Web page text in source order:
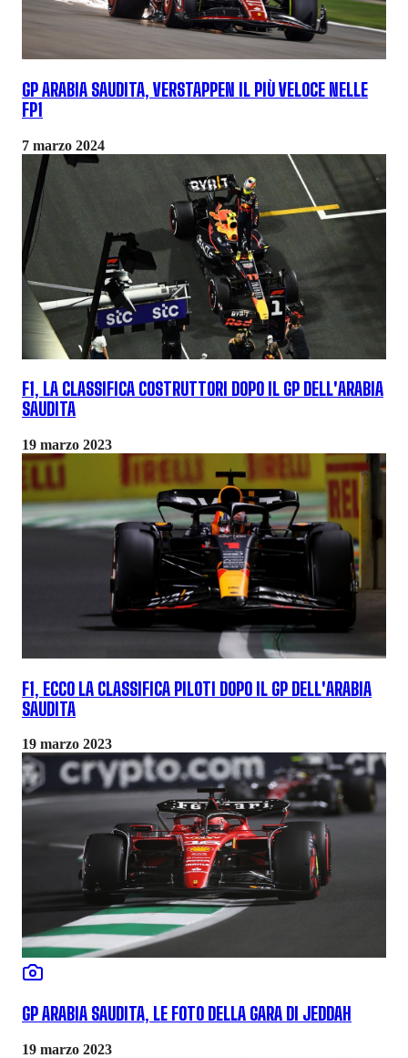
GP ARABIA SAUDITA, VERSTAPPEN IL PIÙ VELOCE NELLE
FP1
7 marzo 2024
F1, LA CLASSIFICA COSTRUTTORI DOPO IL GP DELL'ARABIA
SAUDITA
19 marzo 2023
F1, ECCO LA CLASSIFICA PILOTI DOPO IL GP DELL'ARABIA
SAUDITA
19 marzo 2023
GP ARABIA SAUDITA, LE FOTO DELLA GARA DI JEDDAH
19 marzo 2023